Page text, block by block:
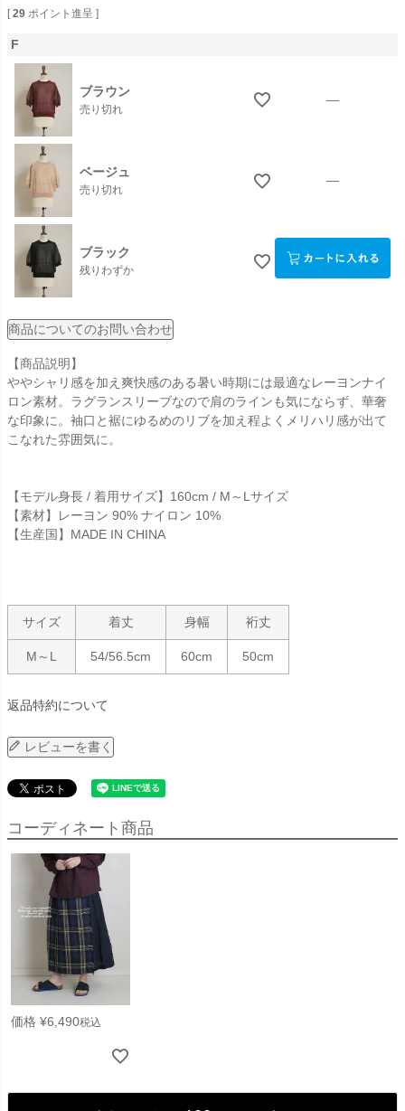
[ 29 ポイント進呈 ]
F
ブラウン
売り切れ
—
ベージュ
売り切れ
—
ブラック
残りわずか
商品についてのお問い合わせ
【商品説明】
ややシャリ感を加え爽快感のある暑い時期には最適なレーヨンナイ
ロン素材。ラグランスリーブなので肩のラインも気にならず、華奢
な印象に。袖口と裾にゆるめのリブを加え程よくメリハリ感が出て
こなれた雰囲気に。
【モデル身長 / 着用サイズ】160cm / M～Lサイズ
【素材】レーヨン 90% ナイロン 10%
【生産国】MADE IN CHINA
サイズ 着丈 身幅 裄丈
M～L 54/56.5cm 60cm 50cm
返品特約について
レビューを書く
コーディネート商品
価格 ¥6,490税込